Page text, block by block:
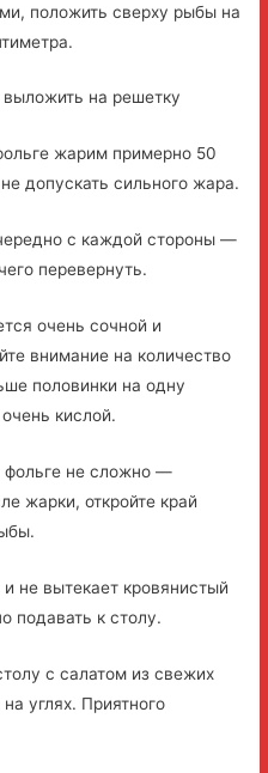
положить сверху рыбы на
на решетку
жарим примерно 50
допускать сильного жара.
с каждой стороны —
перевернуть.
очень сочной и
внимание на количество
половинки на одну
кислой.
фольге не сложно —
жарки, откройте край
не вытекает кровянистый
подавать к столу.
с салатом из свежих
углях. Приятного